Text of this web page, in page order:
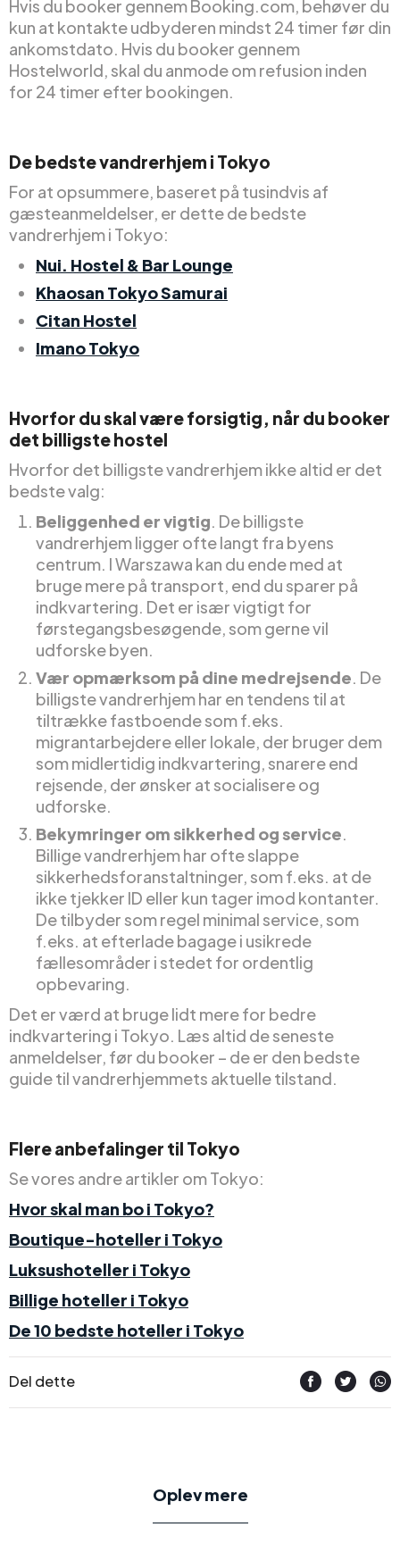
Hvis du booker gennem Booking.com, behøver du
kun at kontakte udbyderen mindst 24 timer før din
ankomstdato. Hvis du booker gennem
Hostelworld, skal du anmode om refusion inden
for 24 timer efter bookingen.
De bedste vandrerhjem i Tokyo
For at opsummere, baseret på tusindvis af
gæsteanmeldelser, er dette de bedste
vandrerhjem i Tokyo:
Nui. Hostel & Bar Lounge
Khaosan Tokyo Samurai
Citan Hostel
Imano Tokyo
Hvorfor du skal være forsigtig, når du booker
det billigste hostel
Hvorfor det billigste vandrerhjem ikke altid er det
bedste valg:
Beliggenhed er vigtig . De billigste
vandrerhjem ligger ofte langt fra byens
centrum. I Warszawa kan du ende med at
bruge mere på transport, end du sparer på
indkvartering. Det er især vigtigt for
førstegangsbesøgende, som gerne vil
udforske byen.
Vær opmærksom på dine medrejsende . De
billigste vandrerhjem har en tendens til at
tiltrække fastboende som f.eks.
migrantarbejdere eller lokale, der bruger dem
som midlertidig indkvartering, snarere end
rejsende, der ønsker at socialisere og
udforske.
Bekymringer om sikkerhed og service
Billige vandrerhjem har ofte slappe
sikkerhedsforanstaltninger, som f.eks. at de
ikke tjekker ID eller kun tager imod kontanter.
De tilbyder som regel minimal service, som
f.eks. at efterlade bagage i usikrede
fællesområder i stedet for ordentlig
opbevaring.
Det er værd at bruge lidt mere for bedre
indkvartering i Tokyo. Læs altid de seneste
anmeldelser, før du booker – de er den bedste
guide til vandrerhjemmets aktuelle tilstand.
Flere anbefalinger til Tokyo
Se vores andre artikler om Tokyo:
Hvor skal man bo i Tokyo?
Boutique-hoteller i Tokyo
Luksushoteller i Tokyo
Billige hoteller i Tokyo
De 10 bedste hoteller i Tokyo
Del dette
Oplev mere